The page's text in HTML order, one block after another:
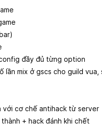
config đầy đủ từng option
lần mix ở gscs cho guild
với cơ chế antihack từ server
+ hack đánh khi chết